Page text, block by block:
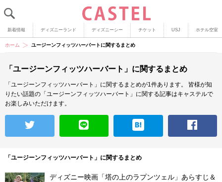
新着情報 ディズニーランド ディズニーシー チケット USJ ホテル空室
ホーム ユージーンフィッツハーバートに関するまとめ
「ユージーンフィッツハーバート」に関するまとめ
「ユージーンフィッツハーバート」に関するまとめが1件あります。
皆様が知
りたい話題の「ユージーンフィッツハーバート」に関する記事はキャステルで
お楽しみいただけます。
「ユージーンフィッツハーバート」に関するまとめ
ディズニー映画「塔の上のラプンツェル」あらすじ＆